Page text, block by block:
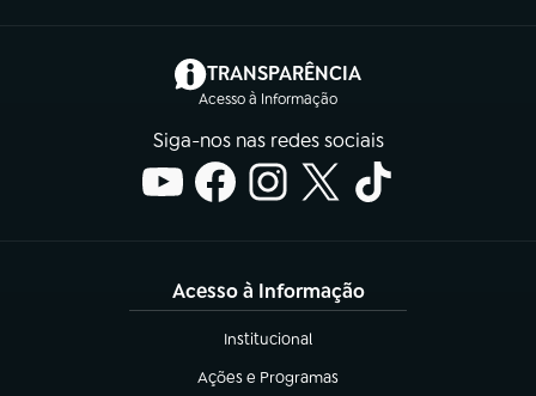
TRANSPARÊNCIA
Acesso à Informação
(abre em nova aba)
Siga-nos nas redes sociais
Acesso à Informação
Institucional
(abre em nova aba)
Ações e Programas
(abre em nova aba)